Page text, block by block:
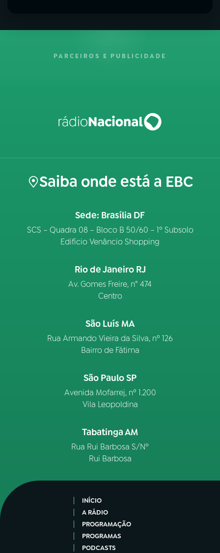
PARCEIROS E PUBLICIDADE
Saiba onde está a EBC
Sede: Brasília DF
SCS – Quadra 08 – Bloco B 50/60 – 1º Subsolo
Edifício Venâncio Shopping
Rio de Janeiro RJ
Av. Gomes Freire, n° 474
Centro
São Luís MA
Rua Armando Vieira da Silva, nº 126
Bairro de Fátima
São Paulo SP
Avenida Mofarrej, nº 1.200
Vila Leopoldina
Tabatinga AM
Rua Rui Barbosa S/Nº
Rui Barbosa
INÍCIO
A RÁDIO
PROGRAMAÇÃO
PROGRAMAS
PODCASTS